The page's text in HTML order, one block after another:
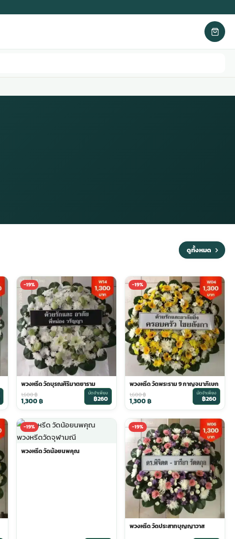
ดูทั้งหมด
-19%
พวงหรีด วัดบุรณศิริมาตยาราม
1,600฿
1,300฿
มัดจำเพียง
฿260
-19%
พวงหรีด วัดพระราม 9 กาญจนาภิเษก
1,600฿
1,300฿
มัดจำเพียง
฿260
-19%
พวงหรีด วัดน้อยนพคุณ
-19%
พวงหรีด วัดประสาทบุญญาวาส